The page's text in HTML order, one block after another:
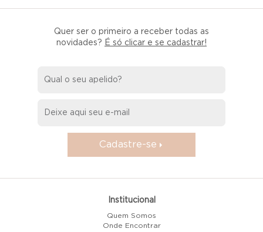
Quer ser o primeiro a receber todas as
novidades? É só clicar e se cadastrar!
Cadastre-se
Institucional
Quem Somos
Onde Encontrar